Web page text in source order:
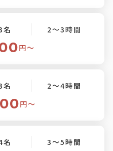
名 2～3時間
円〜
名 2～4時間
円〜
名 3～5時間